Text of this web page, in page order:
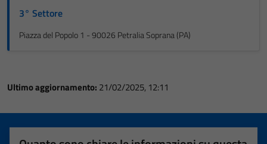
3° Settore
Piazza del Popolo 1 - 90026 Petralia Soprana (PA)
Ultimo aggiornamento: 21/02/2025, 12:11